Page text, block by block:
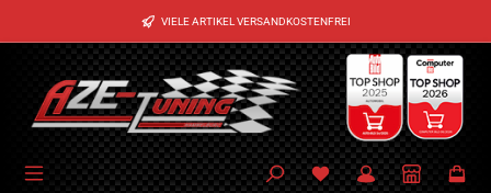
Zum Hauptinhalt springen VIELE ARTIKEL VERSANDKOSTENFREI